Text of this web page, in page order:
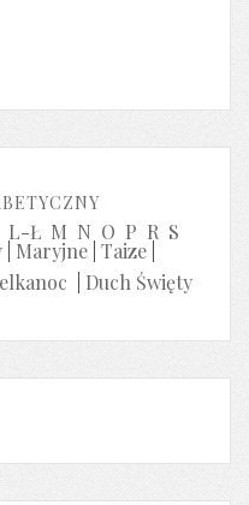
L-Ł M N O P R S
Maryjne Taize
Duch Święty